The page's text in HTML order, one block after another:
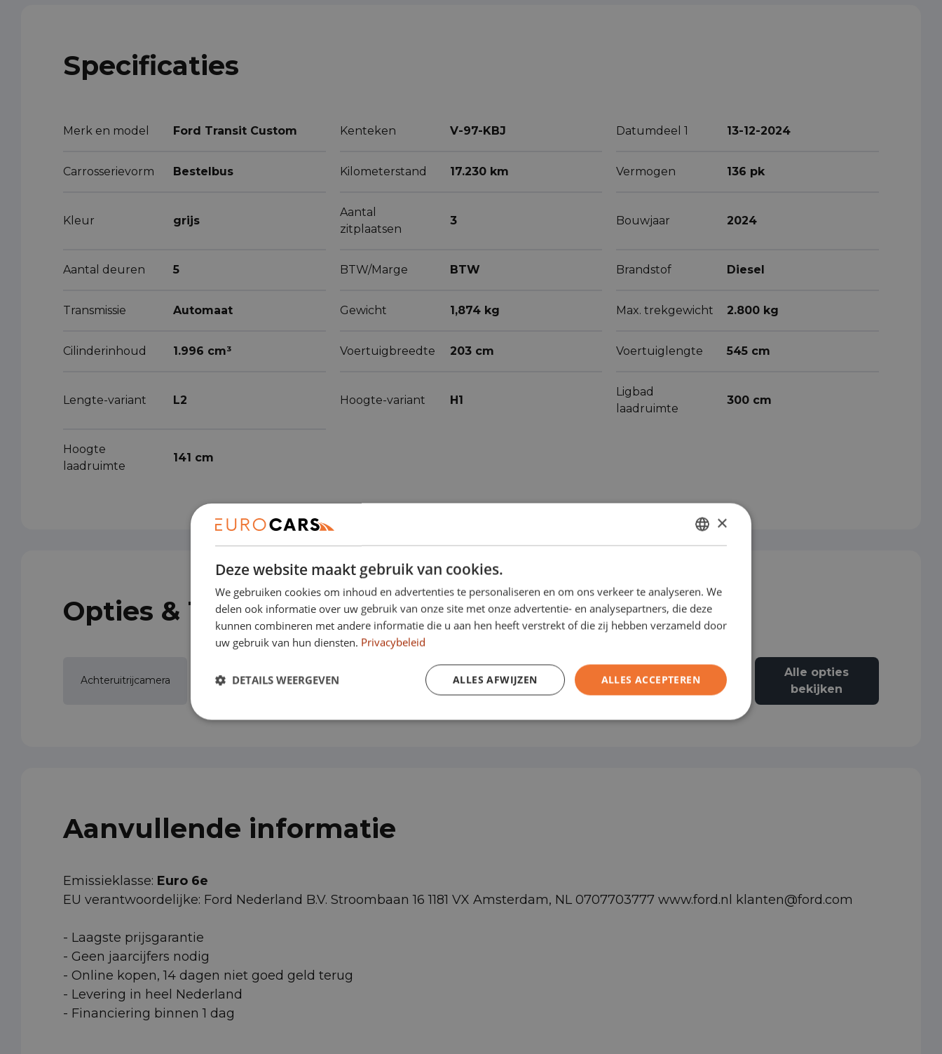
Specificaties
Merk en model Ford Transit Custom Kenteken V-97-KBJ Datumdeel 1 13-12-2024
Carrosserievorm Bestelbus Kilometerstand 17.230 km Vermogen 136 pk
Kleur grijs
Aantal
zitplaatsen
3 Bouwjaar 2024
Aantal deuren 5 BTW/Marge BTW Brandstof Diesel
Transmissie Automaat Gewicht 1,874 kg Max. trekgewicht 2.800 kg
Cilinderinhoud 1.996 cm³ Voertuigbreedte 203 cm Voertuiglengte 545 cm
Lengte-variant L2 Hoogte-variant H1
Ligbad
laadruimte
300 cm
Hoogte
laadruimte
141 cm
Opties & Toebehoren (43)
Achteruitrijcamera
Actieve
rijstrookassistent
Airbag bestuurder Airconditioning Alarmsysteem
Alle opties
bekijken
Aanvullende informatie
Emissieklasse: Euro 6e
EU verantwoordelijke: Ford Nederland B.V. Stroombaan 16 1181 VX Amsterdam, NL 0707703777 www.ford.nl klanten@ford.com
- Laagste prijsgarantie
- Geen jaarcijfers nodig
- Online kopen, 14 dagen niet goed geld terug
- Levering in heel Nederland
- Financiering binnen 1 dag
DUTCH
GERMAN
×
Deze website maakt gebruik van cookies.
We gebruiken cookies om inhoud en advertenties te personaliseren en om ons verkeer te analyseren. We
delen ook informatie over uw gebruik van onze site met onze advertentie- en analysepartners, die deze
kunnen combineren met andere informatie die u aan hen heeft verstrekt of die zij hebben verzameld door
uw gebruik van hun diensten. Privacybeleid
ALLES ACCEPTEREN
ALLES AFWIJZEN
DETAILS WEERGEVEN